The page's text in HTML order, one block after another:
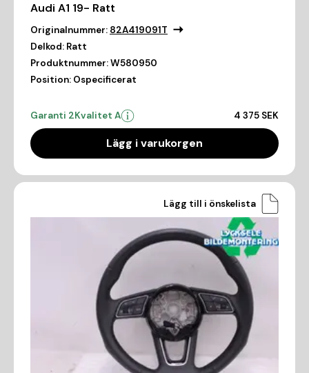
Audi A1 19- Ratt
Originalnummer: 82A419091T
Delkod: Ratt
Produktnummer:W580950
Position: Ospecificerat
Garanti 2Kvalitet A 4 375 SEK
Lägg i varukorgen
Lägg till i önskelista